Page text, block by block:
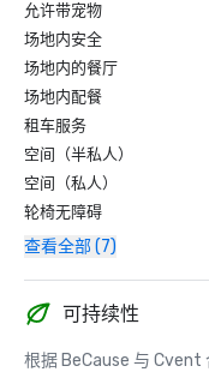
允许带宠物
场地内安全
场地内的餐厅
场地内配餐
租车服务
空间（半私人）
空间（私人）
轮椅无障碍
查看全部 (7)
可持续性
根据 BeCause 与 Cvent